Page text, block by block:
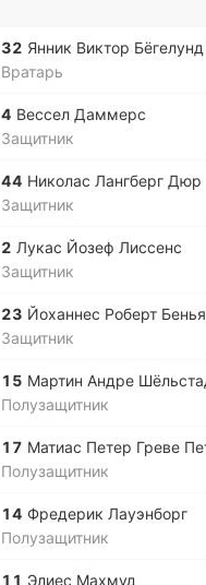
32 Янник Виктор
Вратарь
4 Вессел Да­ммерс
Защитник
44 Ни­ко­лас Ла­нгберг Дюр
Защитник
2 Лукас Йозеф Ли­ссенс
Защитник
23 Йо­ха­ннес Роберт
Защитник
15 Мартин Андре
Полузащитник
17 Матиас Петер Греве
Полузащитник
14 Фре­де­рик Лауэ­нборг
Полузащитник
11 Элиес Махмуд